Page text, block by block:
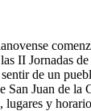
II Jornadas
de un
San Juan de la
lugares y